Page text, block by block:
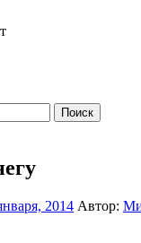
2014 Автор: